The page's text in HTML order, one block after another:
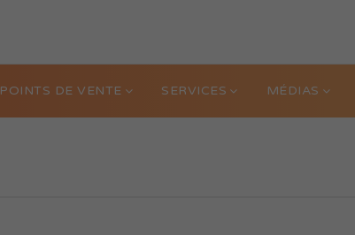
POINTS DE VENTE SERVICES MÉDIAS